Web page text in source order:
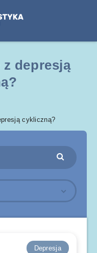
depresją
cykliczną?
Depresja